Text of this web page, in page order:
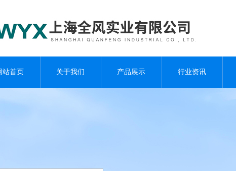
站首页 关于我们 产品展示 行业资讯